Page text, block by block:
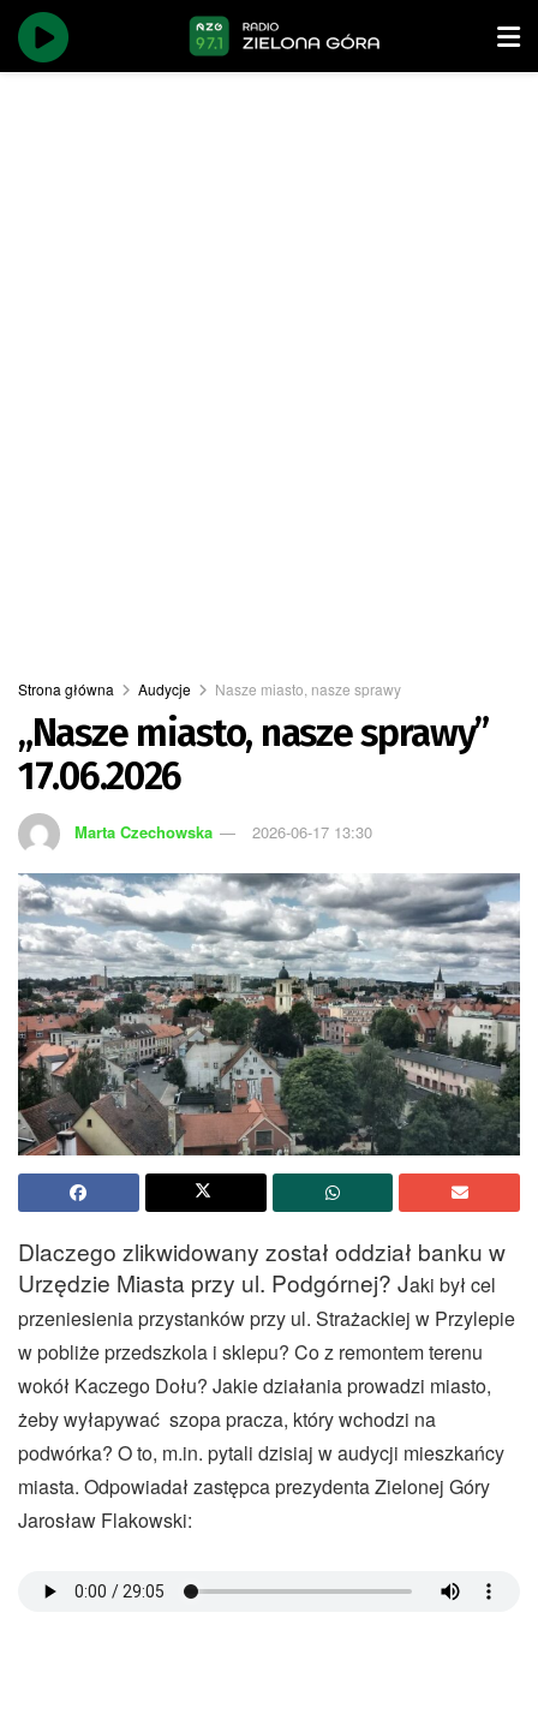
Strona główna Audycje Nasze miasto, nasze sprawy
„Nasze miasto, nasze sprawy”
17.06.2026
Marta Czechowska 2026-06-17 13:30
Dlaczego zlikwidowany został oddział banku w
Urzędzie Miasta przy ul. Podgórnej? Jaki był cel
przeniesienia przystanków przy ul. Strażackiej w Przylepie
w pobliże przedszkola i sklepu? Co z remontem terenu
wokół Kaczego Dołu? Jakie działania prowadzi miasto,
żeby wyłapywać szopa pracza, który wchodzi na
podwórka? O to, m.in. pytali dzisiaj w audycji mieszkańcy
miasta. Odpowiadał zastępca prezydenta Zielonej Góry
Jarosław Flakowski: